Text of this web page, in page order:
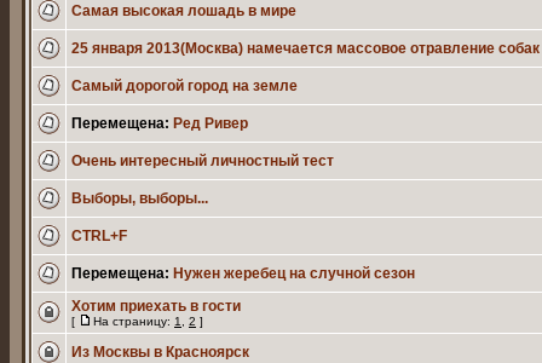
Самая высокая лошадь в мире
25 января 2013(Москва) намечается массовое отравление собак
Самый дорогой город на земле
Перемещена: Ред Ривер
Очень интересный личностный тест
Выборы, выборы...
CTRL+F
Перемещена: Нужен жеребец на случной сезон
Хотим приехать в гости
[ На страницу: 1 2 ]
Из Москвы в Красноярск